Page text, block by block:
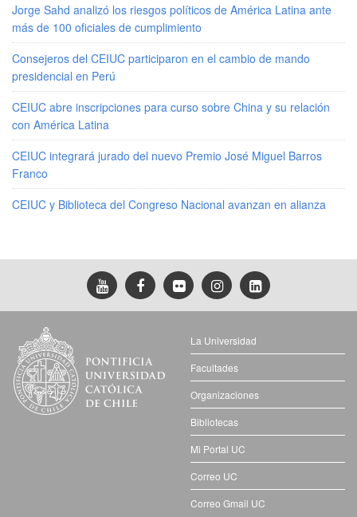
Jorge Sahd analizó los riesgos políticos de América Latina ante
más de 100 oficiales de cumplimiento
Consejeros del CEIUC participaron en el cambio de mando
presidencial en Perú
CEIUC abre inscripciones para curso sobre China y su relación
con América Latina
CEIUC integrará jurado del nuevo Premio José Miguel Barros
Franco
CEIUC y Biblioteca del Congreso Nacional avanzan en alianza
La Universidad
Facultades
Organizaciones
Bibliotecas
Mi Portal UC
Correo UC
Correo Gmail UC